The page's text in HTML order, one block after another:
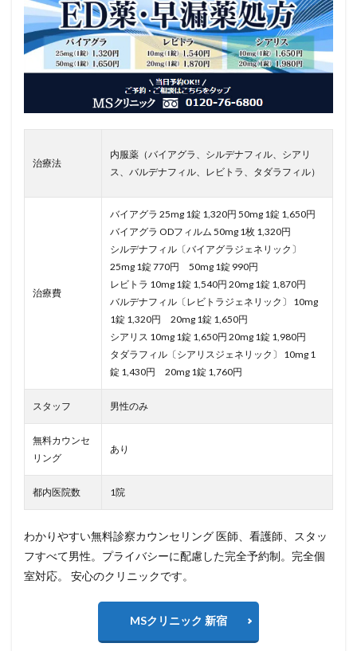
治療法
内服薬（バイアグラ、シルデナフィル、シアリ
ス、バルデナフィル、レビトラ、タダラフィル）
治療費
バイアグラ 25mg 1錠 1,320円 50mg 1錠 1,650円
バイアグラ ODフィルム 50mg 1枚 1,320円
シルデナフィル〔バイアグラジェネリック〕
25mg 1錠 770円 50mg 1錠 990円
レビトラ 10mg 1錠 1,540円 20mg 1錠 1,870円
バルデナフィル〔レビトラジェネリック〕 10mg
1錠 1,320円 20mg 1錠 1,650円
シアリス 10mg 1錠 1,650円 20mg 1錠 1,980円
タダラフィル〔シアリスジェネリック〕 10mg 1
錠 1,430円 20mg 1錠 1,760円
スタッフ 男性のみ
無料カウンセ
リング
あり
都内医院数 1院
わかりやすい無料診察カウンセリング 医師、看護師、スタッ
フすべて男性。プライバシーに配慮した完全予約制。完全個
室対応。 安心のクリニックです。
MSクリニック 新宿